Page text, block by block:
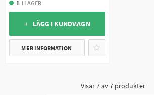
1 I LAGER
+ LÄGG I KUNDVAGN
MER INFORMATION
Visar7av7produkter